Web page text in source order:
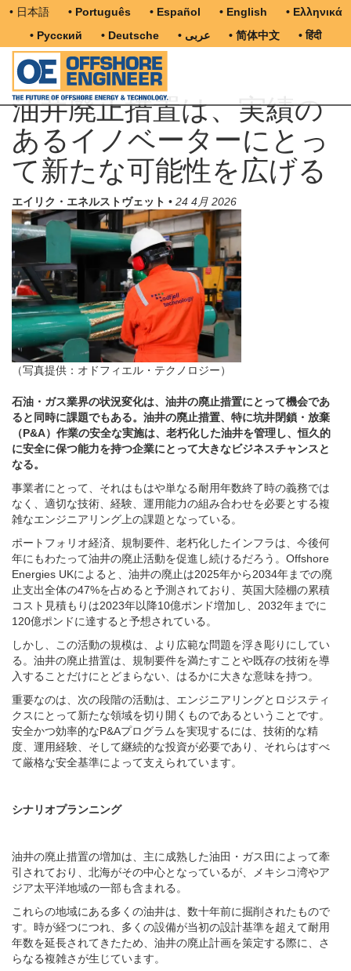
• 日本語 • Português • Español • English
• Ελληνικά
• Русский
• Deutsche • عربى • 简体中文 • हिंदी
油井廃止措置は、実績の
あるイノベーターにとっ
て新たな可能性を広げる
エイリク・エネルストヴェット • 24 4月 2026
（写真提供：オドフィエル・テクノロジー）
石油・ガス業界の状況変化は、油井の廃止措置にとって機会であ
ると同時に課題でもある。油井の廃止措置、特に坑井閉鎖・放棄
（P&A）作業の安全な実施は、老朽化した油井を管理し、恒久的
に安全に保つ能力を持つ企業にとって大きなビジネスチャンスと
なる。
事業者にとって、それはもはや単なる耐用年数終了時の義務では
なく、適切な技術、経験、運用能力の組み合わせを必要とする複
雑なエンジニアリング上の課題となっている。
ポートフォリオ経済、規制要件、老朽化したインフラは、今後何
年にもわたって油井の廃止活動を促進し続けるだろう。Offshore
Energies UKによると、油井の廃止は2025年から2034年までの廃
止支出全体の47%を占めると予測されており、英国大陸棚の累積
コスト見積もりは2023年以降10億ポンド増加し、2032年までに
120億ポンドに達すると予想されている。
しかし、この活動の規模は、より広範な問題を浮き彫りにしてい
る。油井の廃止措置は、規制要件を満たすことや既存の技術を導
入することだけにとどまらない、はるかに大きな意味を持つ。
重要なのは、次の段階の活動は、エンジニアリングとロジスティ
クスにとって新たな領域を切り開くものであるということです。
安全かつ効率的なP&Aプログラムを実現するには、技術的な精
度、運用経験、そして継続的な投資が必要であり、それらはすべ
て厳格な安全基準によって支えられています。
シナリオプランニング
油井の廃止措置の増加は、主に成熟した油田・ガス田によって牽
引されており、北海がその中心となっているが、メキシコ湾やア
ジア太平洋地域の一部も含まれる。
これらの地域にある多くの油井は、数十年前に掘削されたもので
す。時が経つにつれ、多くの設備が当初の設計基準を超えて耐用
年数を延長されてきたため、油井の廃止計画を策定する際に、さ
らなる複雑さが生じています。